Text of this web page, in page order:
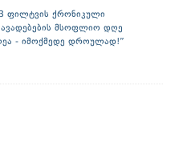
ფილტვის ქრონიკული
მსოფლიო დღე
- იმოქმედე დროულად!”